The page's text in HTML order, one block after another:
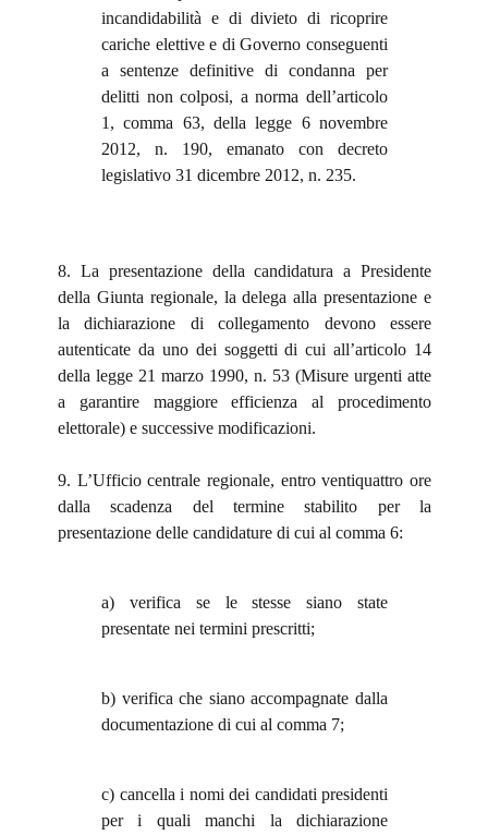
incandidabilità e di divieto di ricoprire
cariche elettive e di Governo conseguenti
a sentenze definitive di condanna per
delitti non colposi, a norma dell’articolo
1, comma 63, della legge 6 novembre
2012, n. 190, emanato con decreto
legislativo 31 dicembre 2012, n. 235.
8. La presentazione della candidatura a Presidente
della Giunta regionale, la delega alla presentazione e
la dichiarazione di collegamento devono essere
autenticate da uno dei soggetti di cui all’articolo 14
della legge 21 marzo 1990, n. 53 (Misure urgenti atte
a garantire maggiore efficienza al procedimento
elettorale) e successive modificazioni.
9. L’Ufficio centrale regionale, entro ventiquattro ore
dalla scadenza del termine stabilito per la
presentazione delle candidature di cui al comma 6:
a) verifica se le stesse siano state
presentate nei termini prescritti;
b) verifica che siano accompagnate dalla
documentazione di cui al comma 7;
c) cancella i nomi dei candidati presidenti
per i quali manchi la dichiarazione